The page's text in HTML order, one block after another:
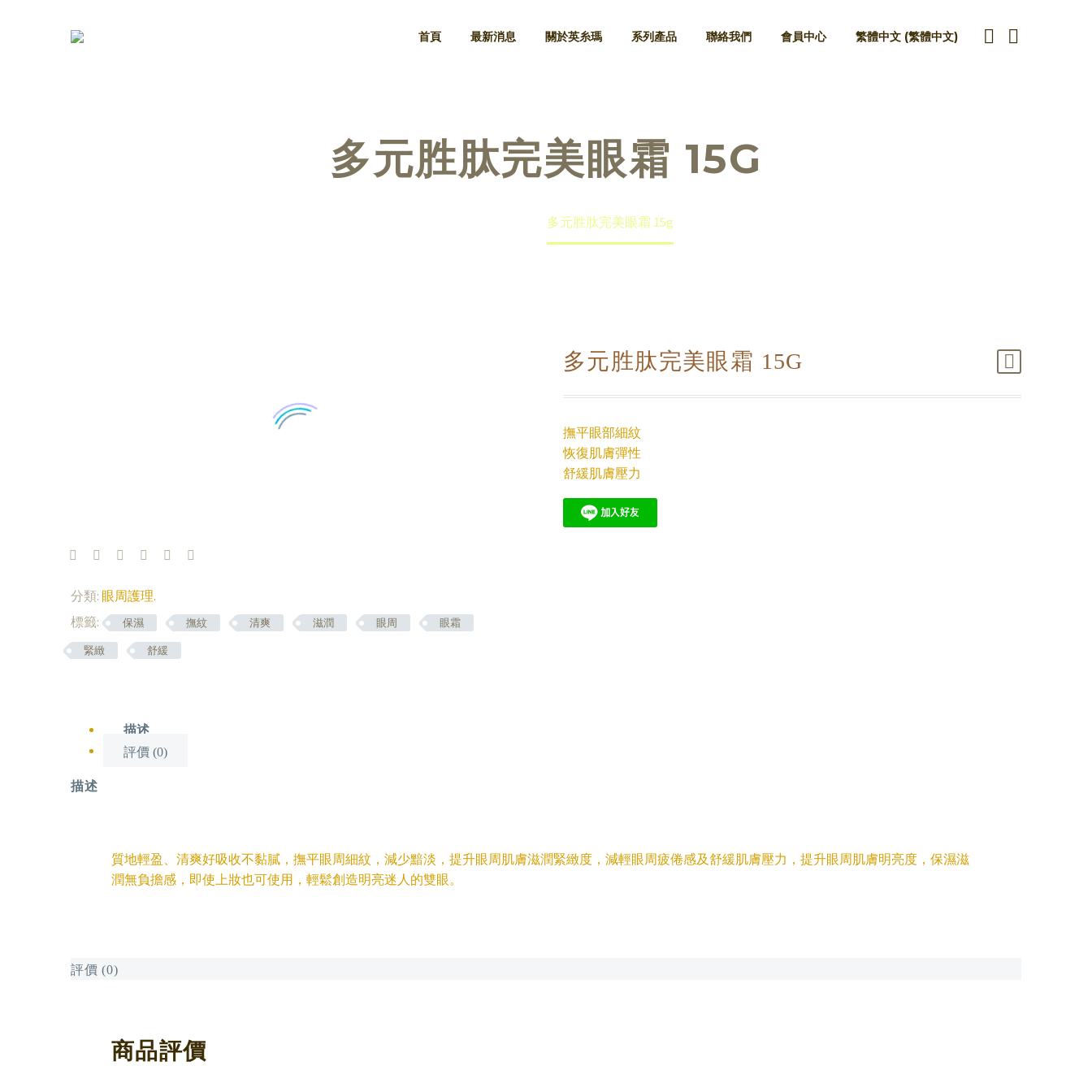
首頁 最新消息 關於英糸瑪 系列產品 聯絡我們 會員中心 繁體中文 (繁體中文)
多元胜肽完美眼霜 15G
多元胜肽完美眼霜 15g
分類: 眼周護理.
標籤:
保濕 撫紋 清爽 滋潤 眼周
眼霜
緊緻
舒緩
多元胜肽完美眼霜 15G
撫平眼部細紋
恢復肌膚彈性
舒緩肌膚壓力
描述
評價 (0)
描述
質地輕盈、清爽好吸收不黏膩，撫平眼周細紋，減少黯淡，提升眼周肌膚滋潤緊緻度，減輕眼周疲倦感及舒緩肌膚壓力，提升眼周肌膚明亮度，保濕滋
潤無負擔感，即使上妝也可使用，輕鬆創造明亮迷人的雙眼。
評價 (0)
商品評價